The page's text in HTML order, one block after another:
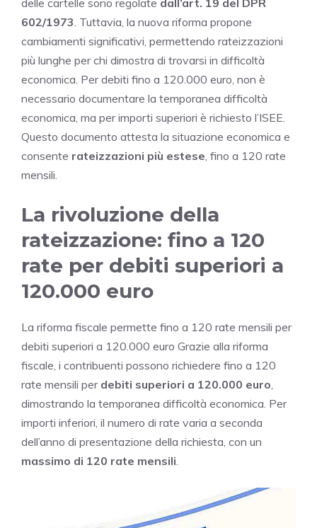
delle cartelle sono regolate dall’art. 19 del DPR
602/1973. Tuttavia, la nuova riforma propone
cambiamenti significativi, permettendo rateizzazioni
più lunghe per chi dimostra di trovarsi in difficoltà
economica. Per debiti fino a 120.000 euro, non è
necessario documentare la temporanea difficoltà
economica, ma per importi superiori è richiesto l’ISEE.
Questo documento attesta la situazione economica e
consente rateizzazioni più estese, fino a 120 rate
mensili.
La rivoluzione della
rateizzazione: fino a 120
rate per debiti superiori a
120.000 euro
La riforma fiscale permette fino a 120 rate mensili per
debiti superiori a 120.000 euro Grazie alla riforma
fiscale, i contribuenti possono richiedere fino a 120
rate mensili per debiti superiori a 120.000 euro,
dimostrando la temporanea difficoltà economica. Per
importi inferiori, il numero di rate varia a seconda
dell’anno di presentazione della richiesta, con un
massimo di 120 rate mensili.